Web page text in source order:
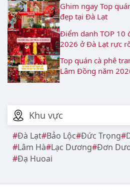
Khu vực
Đà Lạt Bảo Lộc Đức Trọng
Lâm Hà Lạc Dương Đơn
Đạ Huoai
Ghim ngay Top
đẹp tại Đà Lạt
Điểm danh TOP 10
2026 ở Đà Lạt rực
Top quán cà phê
Lâm Đồng năm